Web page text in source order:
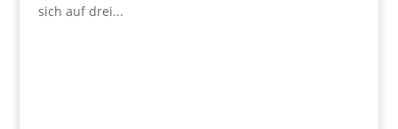
sich auf drei...